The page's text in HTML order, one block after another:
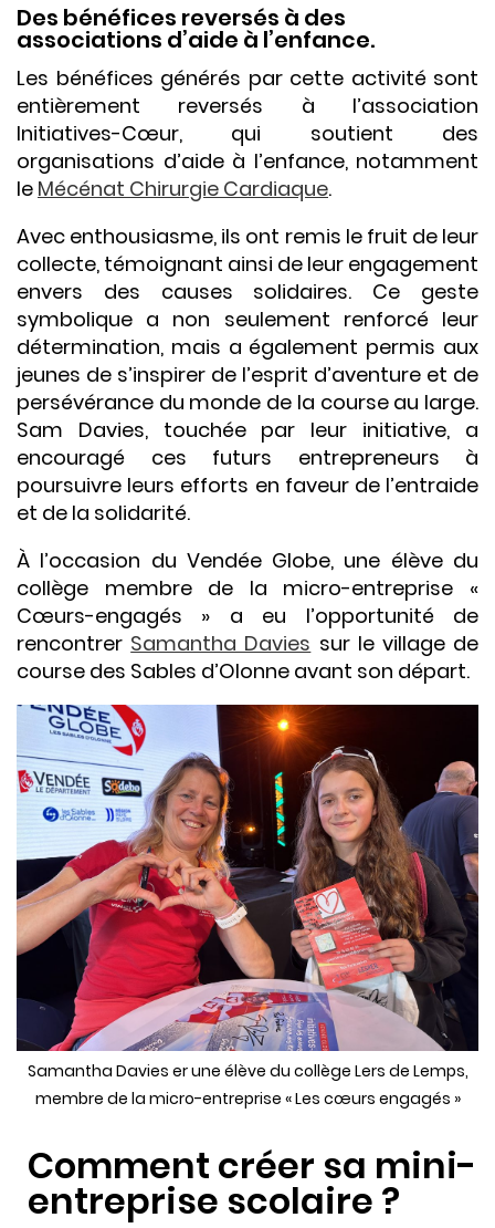
Des bénéfices reversés à des
associations d’aide à l’enfance.
Les bénéfices générés par cette activité sont
entièrement reversés à l’association
Initiatives-Cœur, qui soutient des
organisations d’aide à l’enfance, notamment
le Mécénat Chirurgie Cardiaque.
Avec enthousiasme, ils ont remis le fruit de leur
collecte, témoignant ainsi de leur engagement
envers des causes solidaires. Ce geste
symbolique a non seulement renforcé leur
détermination, mais a également permis aux
jeunes de s’inspirer de l’esprit d’aventure et de
persévérance du monde de la course au large.
Sam Davies, touchée par leur initiative, a
encouragé ces futurs entrepreneurs à
poursuivre leurs efforts en faveur de l’entraide
et de la solidarité.
À l’occasion du Vendée Globe, une élève du
collège membre de la micro-entreprise «
Cœurs-engagés » a eu l’opportunité de
rencontrer Samantha Davies sur le village de
course des Sables d’Olonne avant son départ.
Samantha Davies er une élève du collège Lers de Lemps,
membre de la micro-entreprise « Les cœurs engagés »
Comment créer sa mini-
entreprise scolaire ?